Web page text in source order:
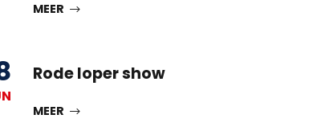
MEER
Rode loper show
MEER